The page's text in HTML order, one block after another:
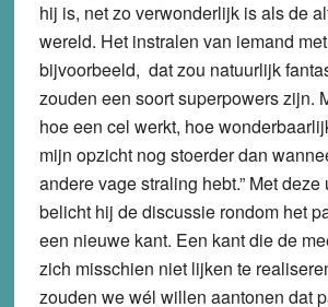
hij is, net zo verwonderlijk is als de
wereld. Het instralen van iemand
bijvoorbeeld, dat zou natuurlijk
zouden een soort superpowers zijn.
hoe een cel werkt, hoe
mijn opzicht nog stoerder dan
andere vage straling hebt.” Met deze
belicht hij de discussie rondom het
een nieuwe kant. Een kant die de
zich misschien niet lijken te
zouden we wél willen aantonen dat